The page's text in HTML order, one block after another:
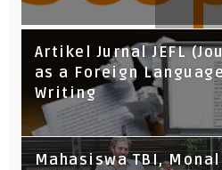
Artikel Jurnal JEFL
as a Foreign
Writing
Mahasiswa TBI,